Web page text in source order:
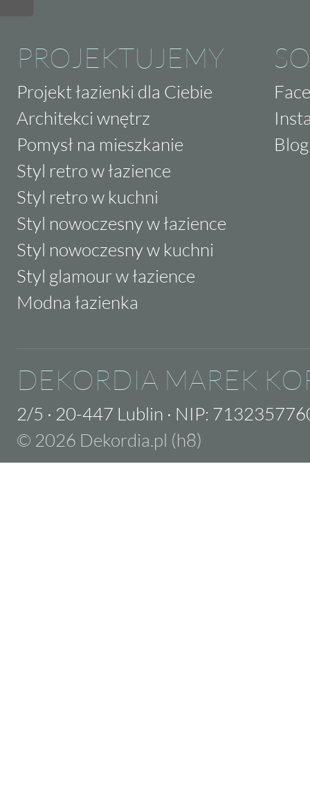
PROJEKTUJEMY
Projekt łazienki dla Ciebie
Architekci wnętrz
Pomysł na mieszkanie
Styl retro w łazience
Styl retro w kuchni
Styl nowoczesny w łazience
Styl nowoczesny w kuchni
Styl glamour w łazience
Modna łazienka
Blog
DEKORDIA MAREK
2/5 · 20-447 Lublin · NIP:
© 2026 Dekordia.pl (h8)